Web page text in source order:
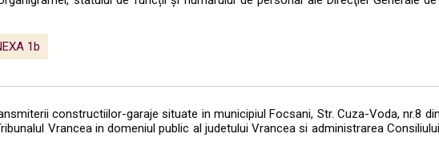
1b
constructiilor-garaje situate in municipiul Focsani, Str. Cuza-Voda, nr.8
Vrancea in domeniul public al judetului Vrancea si administrarea